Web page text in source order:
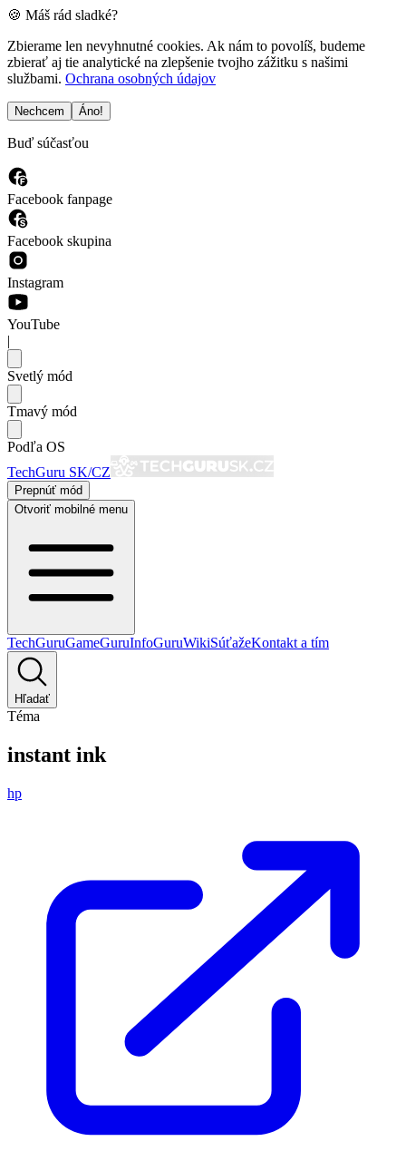
🍪 Máš rád sladké?
Zbierame len nevyhnutné cookies. Ak nám to povolíš, budeme
zbierať aj tie analytické na zlepšenie tvojho zážitku s našimi
službami. Ochrana osobných údajov
Nechcem Áno!
Buď súčasťou
Facebook fanpage
Facebook skupina
Instagram
YouTube
|
Svetlý mód
Tmavý mód
Podľa OS
TechGuru SK/CZ
Prepnúť mód
Otvoriť mobilné menu
TechGuruGameGuruInfoGuruWikiSúťažeKontakt a tím
Hľadať
Téma
instant ink
hp